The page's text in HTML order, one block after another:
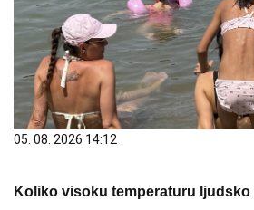
05. 08. 2026 14:12
Koliko visoku temperaturu ljudsko